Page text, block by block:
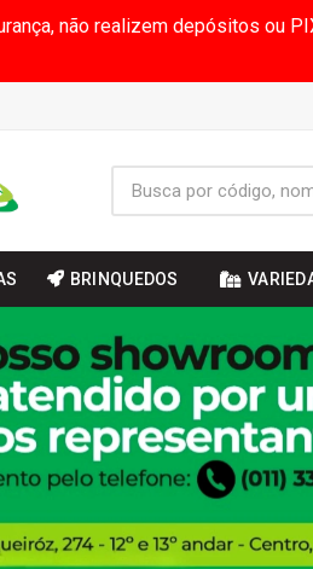
não realizem depósitos ou
BRINQUEDOS